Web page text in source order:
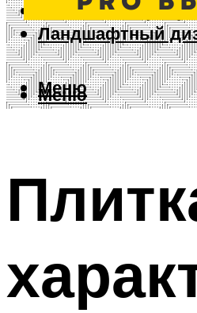
Дизайн интерьера
Ландшафтный
Меню
Меню